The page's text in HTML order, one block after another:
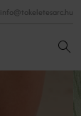
info@tokeletesarc.hu